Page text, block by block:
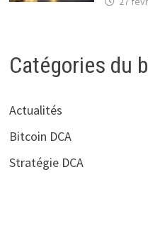
Catégories du
Actualités
Bitcoin DCA
Stratégie DCA